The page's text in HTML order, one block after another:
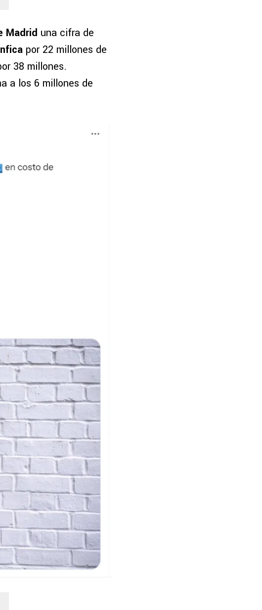
Madrid una cifra de
por 22 millones de
38 millones.
a los 6 millones de